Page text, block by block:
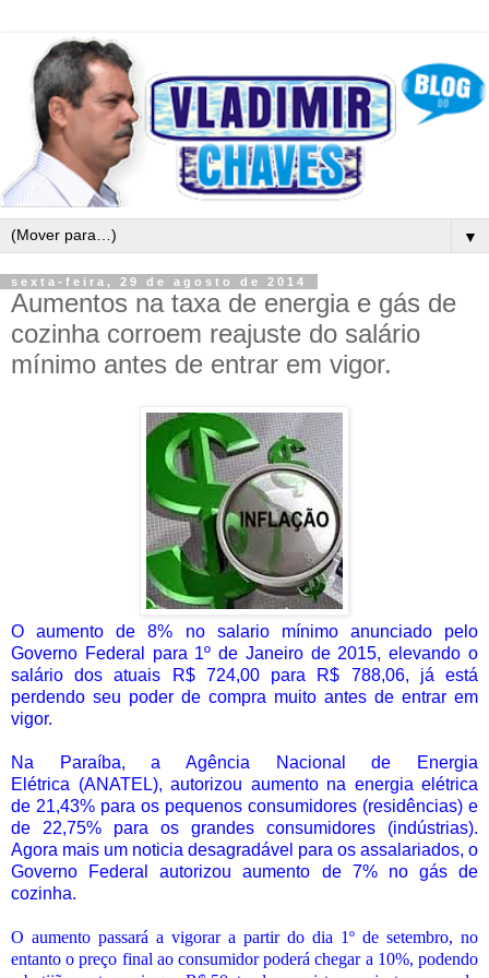
▼
sexta-feira, 29 de agosto de 2014
Aumentos na taxa de energia e gás de
cozinha corroem reajuste do salário
mínimo antes de entrar em vigor.
O aumento de 8% no salario mínimo anunciado pelo
Governo Federal para 1º de Janeiro de 2015, elevando o
salário dos atuais R$ 724,00 para R$ 788,06, já está
perdendo seu poder de compra muito antes de entrar em
vigor.
Na Paraíba, a Agência Nacional de Energia
Elétrica (ANATEL), autorizou aumento na energia elétrica
de 21,43% para os pequenos consumidores (residências) e
de 22,75% para os grandes consumidores (indústrias).
Agora mais um noticia desagradável para os assalariados, o
Governo Federal autorizou aumento de 7% no gás de
cozinha.
O aumento passará a vigorar a partir do dia 1º de setembro, no
entanto o preço final ao consumidor poderá chegar a 10%, podendo